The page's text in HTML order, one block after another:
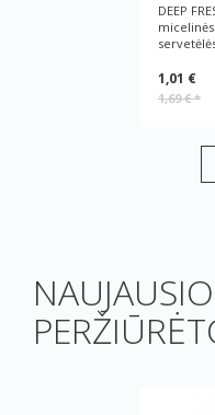
DEEP
1,01 €
1,69 €*